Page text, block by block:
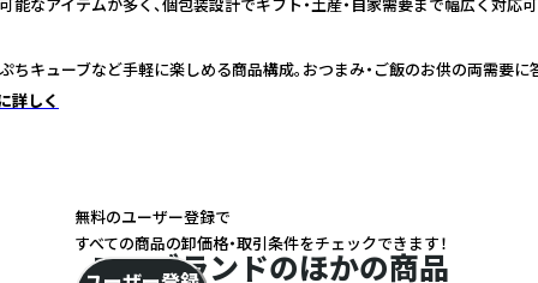
能なアイテムが多く、個包装設計でギフト・土産・自家需要まで幅広く対応可
ちキューブなど手軽に楽しめる商品構成。おつまみ・ご飯のお供の両需要に
詳しく
このブランドのほかの商品
無料のユーザー登録で
すべての商品の卸価格・取引条件をチェックできます！